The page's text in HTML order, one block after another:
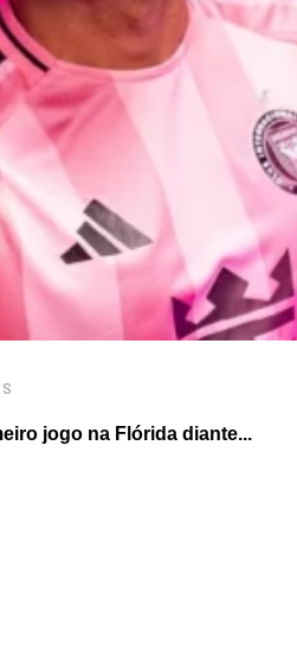
jogo na Flórida diante...